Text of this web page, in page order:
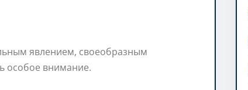
явлением, своеобразным
особое внимание.